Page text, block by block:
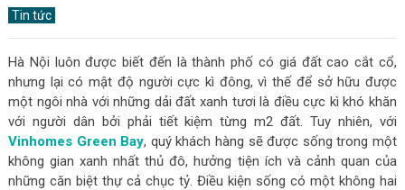
Tin tức
Hà Nội luôn được biết đến là thành phố có giá đất cao cắt cổ,
nhưng lại có mật độ người cực kì đông, vì thế để sở hữu được
một ngôi nhà với những dải đất xanh tươi là điều cực kì khó khăn
với người dân bởi phải tiết kiệm từng m2 đất. Tuy nhiên, với
Vinhomes Green Bay, quý khách hàng sẽ được sống trong một
không gian xanh nhất thủ đô, hưởng tiện ích và cảnh quan của
những căn biệt thự cả chục tỷ. Điều kiện sống có một không hai